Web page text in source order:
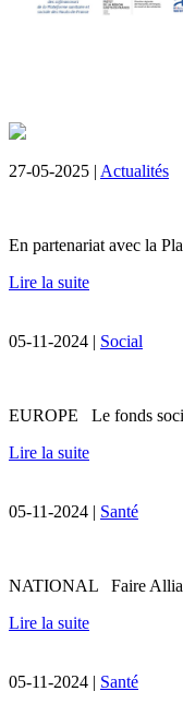
27-05-2025 | Actualités
En partenariat avec la
Lire la suite
05-11-2024 | Social
EUROPE Le fonds
Lire la suite
05-11-2024 | Santé
NATIONAL Faire
Lire la suite
05-11-2024 | Santé